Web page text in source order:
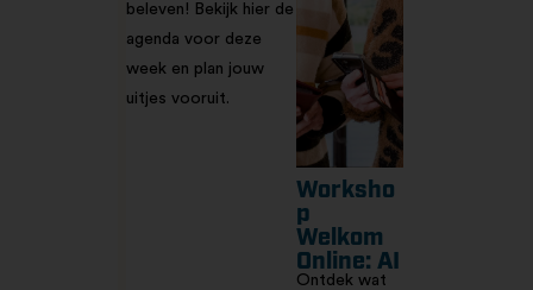
beleven! Bekijk hier de
agenda voor deze
week en plan jouw
uitjes vooruit.
Worksho
p
Welkom
Online: AI
Ontdek wat